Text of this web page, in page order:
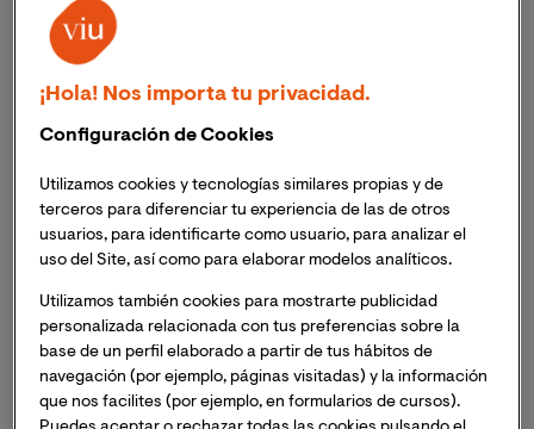
Obligatoria, Bachillerato, Formación Profesional y
Enseñanza de Idiomas de VIU. Es
Miguel Hernández de Poesía
comoProfesor de Secundaria de Filosofía
En un momento en que en España se ha anunciado la
eliminación de la asignatura de filosofía de la ESO, la
pregunta es obligada ¿Cuál es la importancia de la
filosofía y su enseñanza en el contexto actual?
Nunca es una buena noticia la desaparición de
cualquier asignatura de Humanidades del Currículo,
pero, a decir verdad, hemos salido ganando con la
nueva ley: la historia de la filosofía vuelve a ser troncal
¡Hola! Nos importa tu privacidad.
Configuración de Cookies
Utilizamos cookies y tecnologías similares propias y de
terceros para diferenciar tu experiencia de las de otros
usuarios, para identificarte como usuario, para analizar el
uso del Site, así como para elaborar modelos analíticos.
Utilizamos también cookies para mostrarte publicidad
personalizada relacionada con tus preferencias sobre la
base de un perfil elaborado a partir de tus hábitos de
navegación (por ejemplo, páginas visitadas) y la información
que nos facilites (por ejemplo, en formularios de cursos).